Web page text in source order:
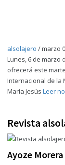
alsolajero /marzo
Lunes, 6 de marzo
ofrecerá este
Internacional de la
María Jesús Leer
Revista
Ayoze